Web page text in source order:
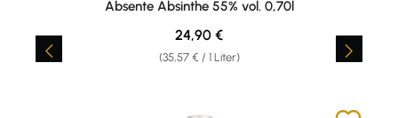
Absente Absinthe 55% vol. 0,70l
(35,57 € / 1 Liter)
Regulärer Preis:
24,90 €